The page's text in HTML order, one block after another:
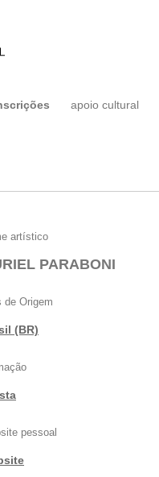
apoio cultural
artístico
PARABONI
de Origem
(BR)
pessoal